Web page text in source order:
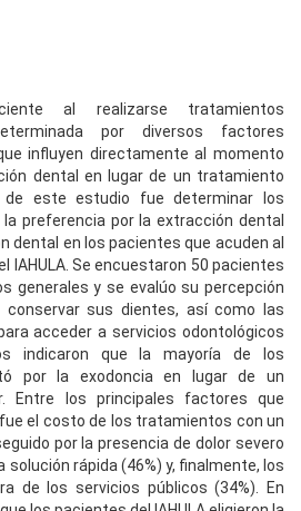
al realizarse tratamientos
por diversos factores
influyen directamente al momento
dental en lugar de un tratamiento
de este estudio fue determinar los
preferencia por la extracción dental
dental en los pacientes que acuden al
IAHULA. Se encuestaron 50 pacientes
generales y se evalúo su percepción
sus dientes, así como las
acceder a servicios odontológicos
indicaron que la mayoría de los
por la exodoncia en lugar de un
Entre los principales factores que
el costo de los tratamientos con un
por la presencia de dolor severo
solución rápida (46%) y, finalmente, los
de los servicios públicos (34%). En